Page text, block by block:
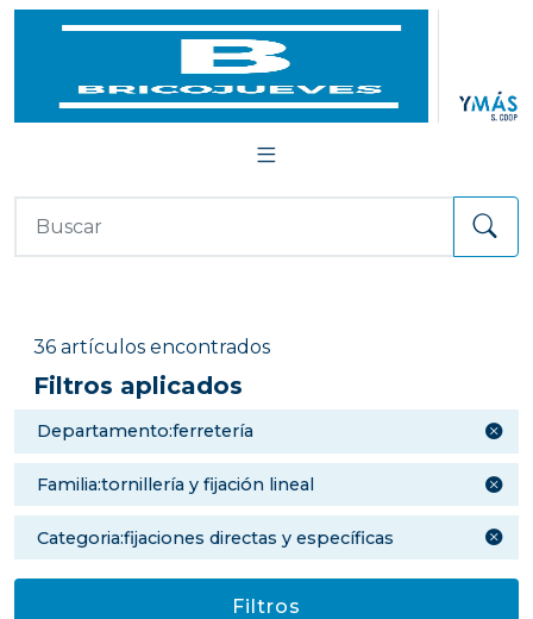
36 artículos encontrados
Filtros aplicados
departamento:ferretería
familia:tornillería y fijación lineal
categoria:fijaciones directas y específicas
Filtros